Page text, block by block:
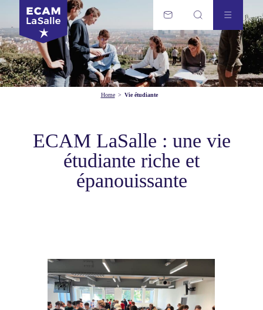
Home > Vie étudiante
ECAM LaSalle : une vie
étudiante riche et
épanouissante